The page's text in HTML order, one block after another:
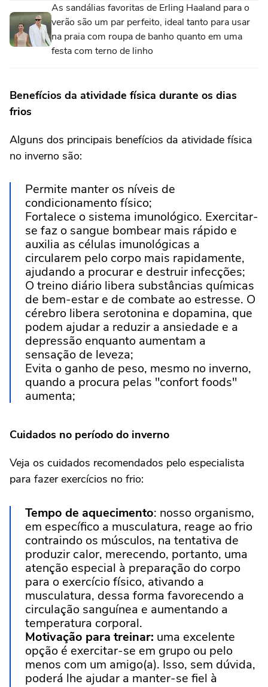
As sandálias favoritas de Erling Haaland para o
verão são um par perfeito, ideal tanto para usar
na praia com roupa de banho quanto em uma
festa com terno de linho
Benefícios da atividade física durante os dias
frios
Alguns dos principais benefícios da atividade física
no inverno são:
Permite manter os níveis de
condicionamento físico;
Fortalece o sistema imunológico. Exercitar-
se faz o sangue bombear mais rápido e
auxilia as células imunológicas a
circularem pelo corpo mais rapidamente,
ajudando a procurar e destruir infecções;
O treino diário libera substâncias químicas
de bem-estar e de combate ao estresse. O
cérebro libera serotonina e dopamina, que
podem ajudar a reduzir a ansiedade e a
depressão enquanto aumentam a
sensação de leveza;
Evita o ganho de peso, mesmo no inverno,
quando a procura pelas "confort foods"
aumenta;
Cuidados no período do inverno
Veja os cuidados recomendados pelo especialista
para fazer exercícios no frio:
Tempo de aquecimento: nosso organismo,
em específico a musculatura, reage ao frio
contraindo os músculos, na tentativa de
produzir calor, merecendo, portanto, uma
atenção especial à preparação do corpo
para o exercício físico, ativando a
musculatura, dessa forma favorecendo a
circulação sanguínea e aumentando a
temperatura corporal.
Motivação para treinar: uma excelente
opção é exercitar-se em grupo ou pelo
menos com um amigo(a). Isso, sem dúvida,
poderá lhe ajudar a manter-se fiel à